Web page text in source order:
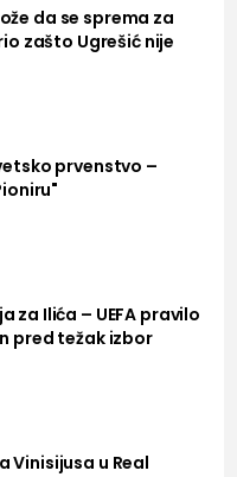
da se sprema za
zašto Ugrešić nije
prvenstvo –
za Ilića – UEFA pravilo
pred težak izbor
Vinisijusa u Real